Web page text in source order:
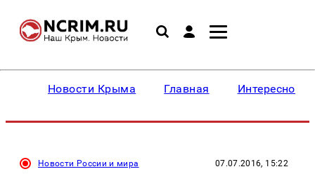
Новости Крыма Главная Интересное
Новости России и мира 07.07.2016, 15:22